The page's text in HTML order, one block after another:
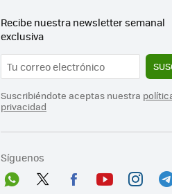
Recibe nuestra newsletter semanal
exclusiva
Suscribiéndote aceptas nuestra
privacidad
Síguenos